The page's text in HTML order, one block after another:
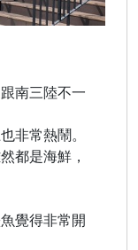
南三陸不一
非常熱鬧。
都是海鮮，
覺得非常開